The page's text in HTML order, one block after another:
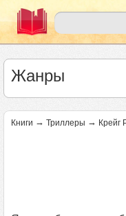
Жанры
Книги → Триллеры → Крейг